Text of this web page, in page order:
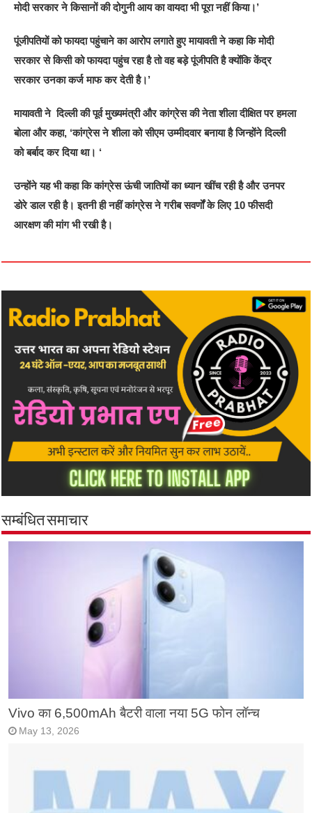
मोदी सरकार ने किसानों की दोगुनी आय का वायदा भी पूरा नहीं किया।’
पूंजीपतियों को फायदा पहुंचाने का आरोप लगाते हुए मायावती ने कहा कि मोदी
सरकार से किसी को फायदा पहुंच रहा है तो वह बड़े पूंजीपति है क्योंंकि केंद्र
सरकार उनका कर्ज माफ कर देती है।’
मायावती ने दिल्ली की पूर्व मुख्यमंत्री और कांग्रेस की नेता शीला दीक्षित पर हमला
बोला और कहा, ‘कांग्रेस ने शीला को सीएम उम्मीदवार बनाया है जिन्होंने दिल्ली
को बर्बाद कर दिया था। ‘
उन्होंने यह भी कहा कि कांग्रेस ऊंची जातियों का ध्यान खींच रही है और उनपर
डोरे डाल रही है। इतनी ही नहीं कांग्रेस ने गरीब सवर्णों के लिए 10 फीसदी
आरक्षण की मांग भी रखी है।
सम्बंधित समाचार
Vivo का 6,500mAh बैटरी वाला नया 5G फोन लॉन्च
May 13, 2026